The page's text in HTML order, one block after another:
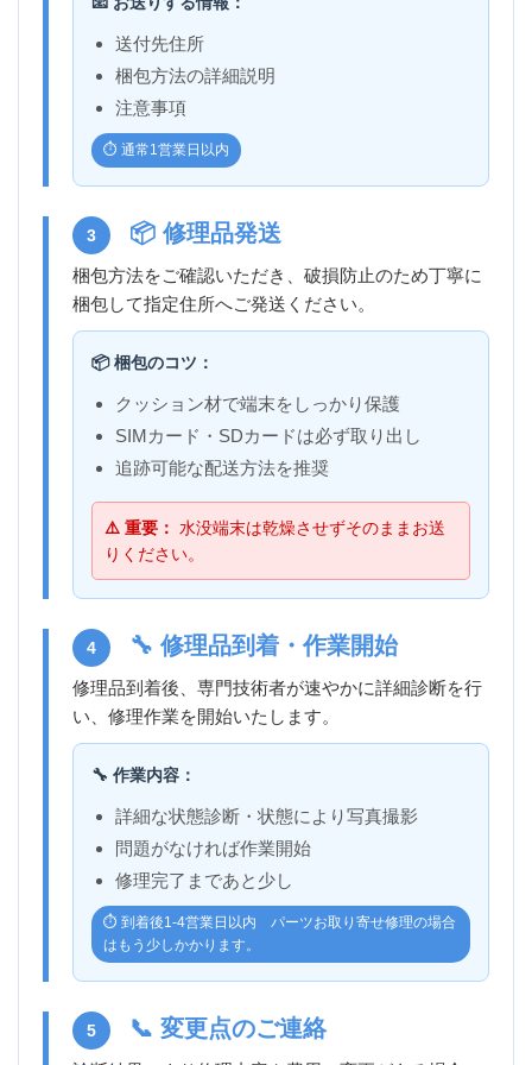
送付先住所
梱包方法の詳細説明
注意事項
⏱️ 通常1営業日以内
3 📦 修理品発送
梱包方法をご確認いただき、破損防止のため丁寧に
梱包して指定住所へご発送ください。
📦 梱包のコツ：
クッション材で端末をしっかり保護
SIMカード・SDカードは必ず取り出し
追跡可能な配送方法を推奨
⚠️ 重要： 水没端末は乾燥させずそのままお送
りください。
4 🔧 修理品到着・作業開始
修理品到着後、専門技術者が速やかに詳細診断を行
い、修理作業を開始いたします。
🔧 作業内容：
詳細な状態診断・状態により写真撮影
問題がなければ作業開始
修理完了まであと少し
⏱️ 到着後1-4営業日以内 パーツお取り寄せ修理の場合
はもう少しかかります。
5 📞 変更点のご連絡